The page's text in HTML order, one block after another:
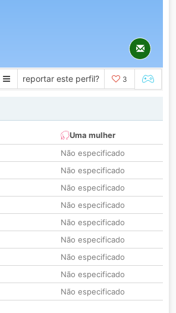
reportar este perfil? 3
Uma mulher
Não especificado
Não especificado
Não especificado
Não especificado
Não especificado
Não especificado
Não especificado
Não especificado
Não especificado